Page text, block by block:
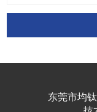
东莞市均